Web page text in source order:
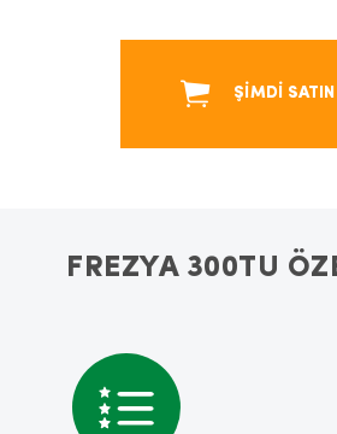
ŞİMDİ SATIN
FREZYA 300TU